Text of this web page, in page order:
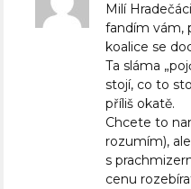
Milí
fandím vám,
koalice se
Ta sláma
stojí, co to
příliš okatě.
Chcete to
rozumím),
s
cenu